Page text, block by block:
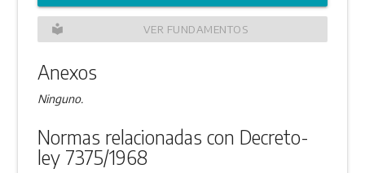
local_library VER FUNDAMENTOS
Anexos
Ninguno.
Normas relacionadas con Decreto-
ley 7375/1968